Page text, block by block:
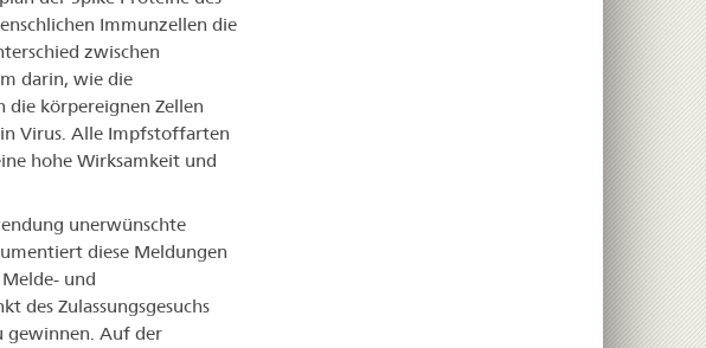
Immunzellen die
zwischen
darin, wie die
die körpereignen Zellen
Virus. Alle Impfstoffarten
hohe Wirksamkeit und
unerwünschte
diese Meldungen
Melde- und
des Zulassungsgesuchs
gewinnen. Auf der